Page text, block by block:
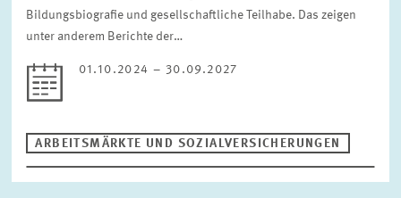
Bildungsbiografie und gesellschaftliche Teilhabe. Das zeigen
unter anderem Berichte der…
01.10.2024 – 30.09.2027
ARBEITSMÄRKTE UND SOZIALVERSICHERUNGEN